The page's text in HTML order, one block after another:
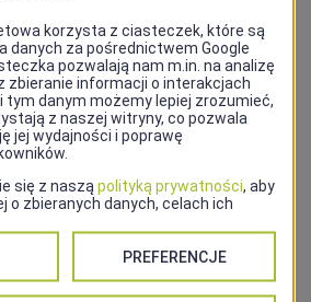
miejscu, w jednym kompleksie.
i rozmachowi, Hit2Fit
jako nowe,
Regularne wydarzenia,
i konkursy sprawiają, że
każdego dnia.
inspiruje, integruje i zachęca
miejsca, w którym można